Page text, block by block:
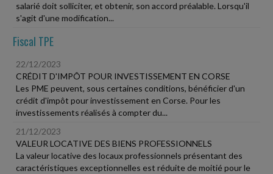
salarié doit solliciter, et obtenir, son accord préalable. Lorsqu'il
s'agit d'une modification...
Fiscal TPE
22/12/2023
CRÉDIT D'IMPÔT POUR INVESTISSEMENT EN CORSE
Les PME peuvent, sous certaines conditions, bénéficier d'un
crédit d'impôt pour investissement en Corse. Pour les
investissements réalisés à compter du...
21/12/2023
VALEUR LOCATIVE DES BIENS PROFESSIONNELS
La valeur locative des locaux professionnels présentant des
caractéristiques exceptionnelles est réduite de moitié pour le